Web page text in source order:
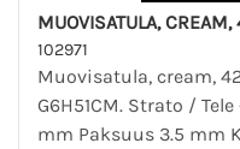
MUOVISATULA,
102971
Muovisatula, cream,
G6H51CM. Strato /
mm Paksuus 3.5 mm